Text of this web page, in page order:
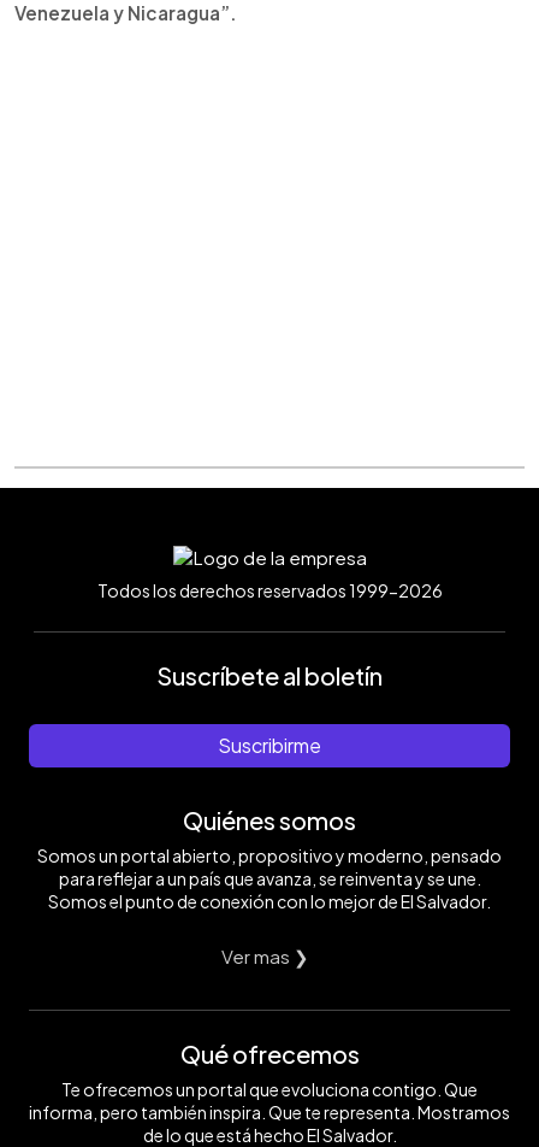
Venezuela y Nicaragua”.
Todos los derechos reservados 1999-2026
Suscríbete al boletín
Suscribirme
Quiénes somos
Somos un portal abierto, propositivo y moderno, pensado
para reflejar a un país que avanza, se reinventa y se une.
Somos el punto de conexión con lo mejor de El Salvador.
Ver mas ❯
Qué ofrecemos
Te ofrecemos un portal que evoluciona contigo. Que
informa, pero también inspira. Que te representa. Mostramos
de lo que está hecho El Salvador.